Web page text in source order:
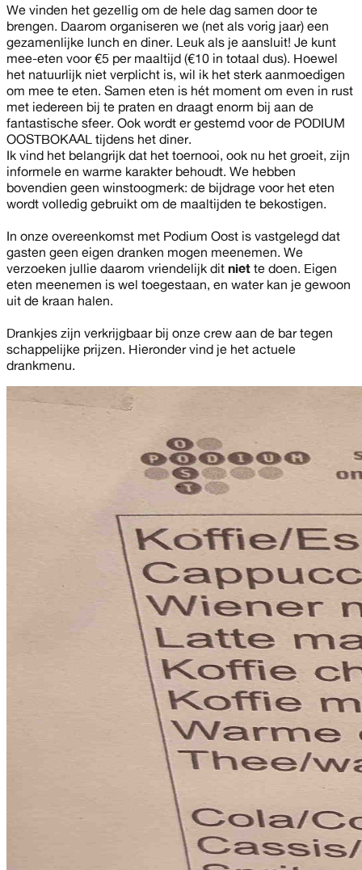
We vinden het gezellig om de hele dag samen door te
brengen. Daarom organiseren we (net als vorig jaar) een
gezamenlijke lunch en diner. Leuk als je aansluit! Je kunt
mee-eten voor €5 per maaltijd (€10 in totaal dus). Hoewel
het natuurlijk niet verplicht is, wil ik het sterk aanmoedigen
om mee te eten. Samen eten is hét moment om even in rust
met iedereen bij te praten en draagt enorm bij aan de
fantastische sfeer. Ook wordt er gestemd voor de PODIUM
OOSTBOKAAL tijdens het diner.
Ik vind het belangrijk dat het toernooi, ook nu het groeit, zijn
informele en warme karakter behoudt. We hebben
bovendien geen winstoogmerk: de bijdrage voor het eten
wordt volledig gebruikt om de maaltijden te bekostigen.
In onze overeenkomst met Podium Oost is vastgelegd dat
gasten geen eigen dranken mogen meenemen. We
verzoeken jullie daarom vriendelijk dit niet te doen. Eigen
eten meenemen is wel toegestaan, en water kan je gewoon
uit de kraan halen.
Drankjes zijn verkrijgbaar bij onze crew aan de bar tegen
schappelijke prijzen. Hieronder vind je het actuele
drankmenu.